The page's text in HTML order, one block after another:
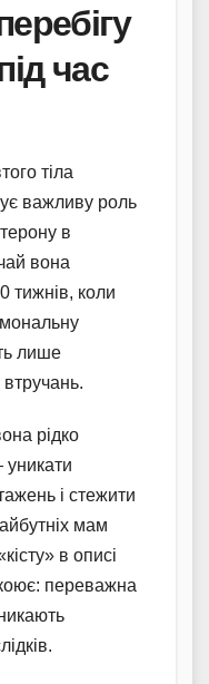
час
тіла
важливу роль
в
вона
тижнів, коли
лише
рідко
і стежити
мам
в описі
переважна